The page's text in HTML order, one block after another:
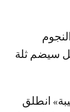
سيضم ثلة
انطلق